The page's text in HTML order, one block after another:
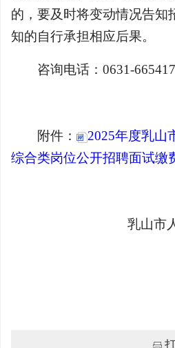
的，要及时将变动情况告知
知的自行承担相应后果。
咨询电话：0631-
附件：
2025年度乳山
综合类岗位公开招聘面试缴
乳山市